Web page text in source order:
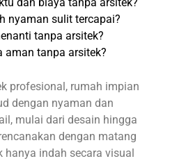
dan biaya tanpa arsitek?
nyaman sulit tercapai?
tanpa arsitek?
aman tanpa arsitek?
profesional, rumah impian
dengan nyaman dan
mulai dari desain hingga
dengan matang
indah secara visual